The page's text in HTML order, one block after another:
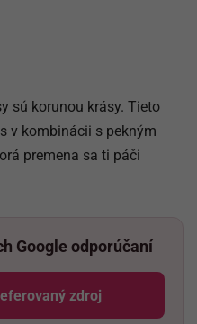
sú korunou krásy. Tieto
v kombinácii s pekným
premena sa ti páči
Google odporúčaní
zdroj
odkaz sa otvorí v